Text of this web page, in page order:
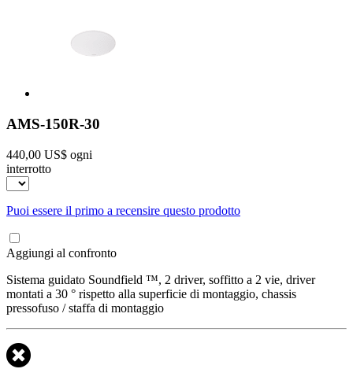
AMS-150R-30
440,00 US$ ogni
interrotto
Puoi essere il primo a recensire questo prodotto
Aggiungi al confronto
Sistema guidato Soundfield ™, 2 driver, soffitto a 2 vie, driver
montati a 30 ° rispetto alla superficie di montaggio, chassis
pressofuso / staffa di montaggio